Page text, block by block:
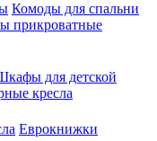
Комоды для спальни
прикроватные
для детской
кресла
Еврокнижки